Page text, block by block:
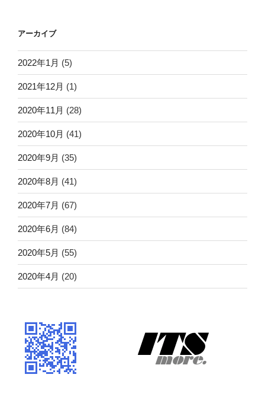
アーカイブ
2022年1月 (5)
2021年12月 (1)
2020年11月 (28)
2020年10月 (41)
2020年9月 (35)
2020年8月 (41)
2020年7月 (67)
2020年6月 (84)
2020年5月 (55)
2020年4月 (20)